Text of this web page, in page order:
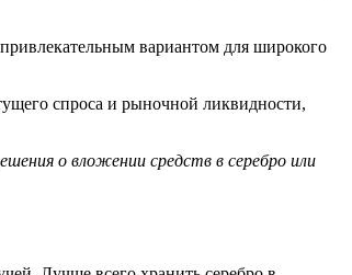
вариантом для широкого
спроса и рыночной ликвидности,
о вложении средств в серебро или